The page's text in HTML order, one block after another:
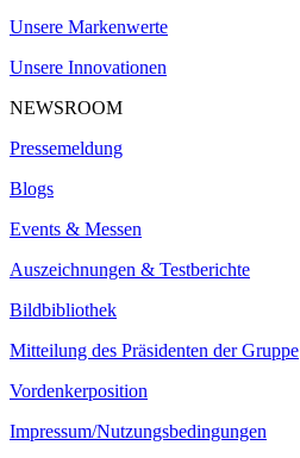
Unsere Markenwerte
Unsere Innovationen
NEWSROOM
Pressemeldung
Blogs
Events & Messen
Auszeichnungen & Testberichte
Bildbibliothek
Mitteilung des Präsidenten der Gruppe
Vordenkerposition
Impressum/Nutzungsbedingungen